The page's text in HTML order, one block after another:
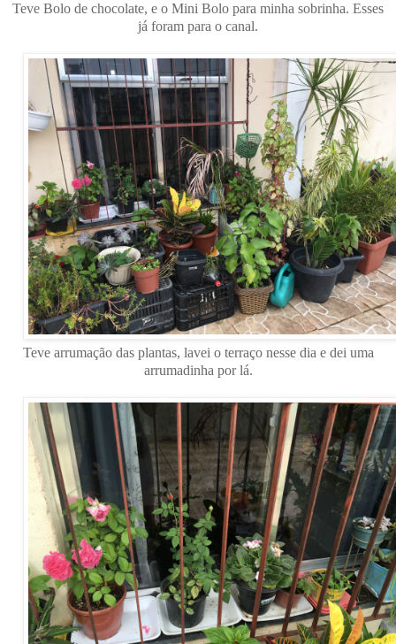
Teve Bolo de chocolate, e o Mini Bolo para minha sobrinha. Esses
já foram para o canal.
Teve arrumação das plantas, lavei o terraço nesse dia e dei uma
arrumadinha por lá.